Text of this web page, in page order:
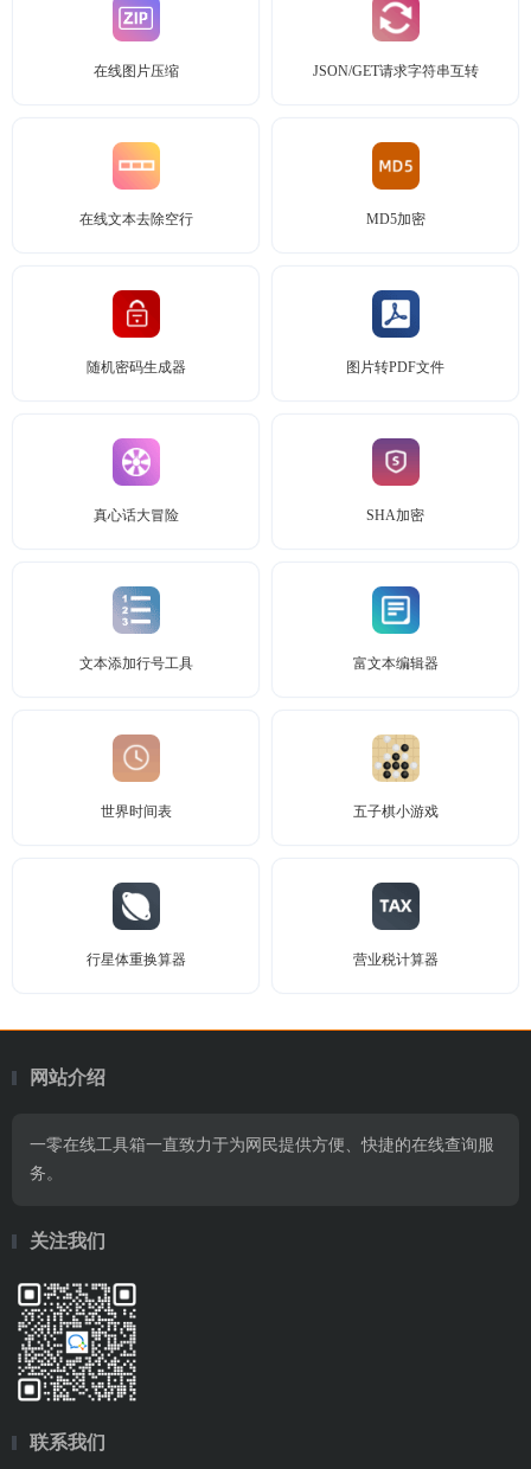
在线图片压缩 JSON/GET请求字符串互转
在线文本去除空行 MD5加密
随机密码生成器 图片转PDF文件
真心话大冒险 SHA加密
文本添加行号工具 富文本编辑器
世界时间表 五子棋小游戏
行星体重换算器 营业税计算器
网站介绍
一零在线工具箱一直致力于为网民提供方便、快捷的在线查询服
务。
关注我们
联系我们